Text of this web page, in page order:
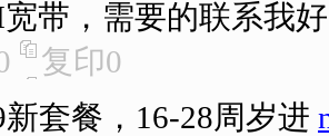
宽带，需要的联系我
复印0
新套餐，16-28周岁进